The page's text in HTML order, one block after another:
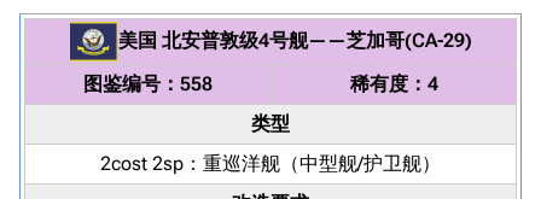
美国 北安普敦级4号舰——芝加哥(CA-29)
图鉴编号：558
稀有度：4
类型
2cost 2sp： 重巡洋舰 （中型舰/护卫舰）